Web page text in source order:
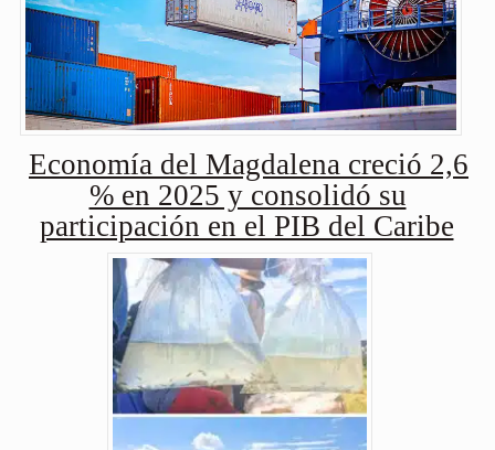
Economía del Magdalena creció 2,6
% en 2025 y consolidó su
participación en el PIB del Caribe